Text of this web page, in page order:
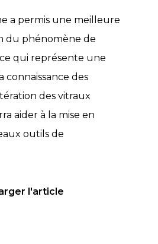
a permis une meilleure
du phénomène de
qui représente une
connaissance des
des vitraux
aider à la mise en
outils de
l'article